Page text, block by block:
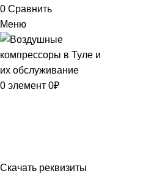
0 Сравнить
Меню
0 элемент 0₽
Скачать реквизиты